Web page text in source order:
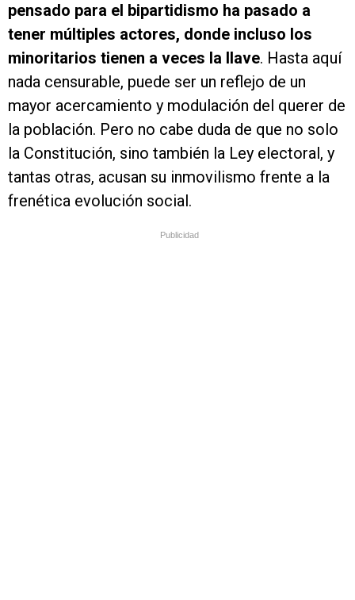
pensado para el bipartidismo ha pasado a
tener múltiples actores, donde incluso los
minoritarios tienen a veces la llave. Hasta aquí
nada censurable, puede ser un reflejo de un
mayor acercamiento y modulación del querer de
la población. Pero no cabe duda de que no solo
la Constitución, sino también la Ley electoral, y
tantas otras, acusan su inmovilismo frente a la
frenética evolución social.
Publicidad